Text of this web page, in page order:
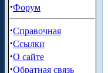
·Форум
·Справочная
·Ссылки
·О сайте
·Обратная связь